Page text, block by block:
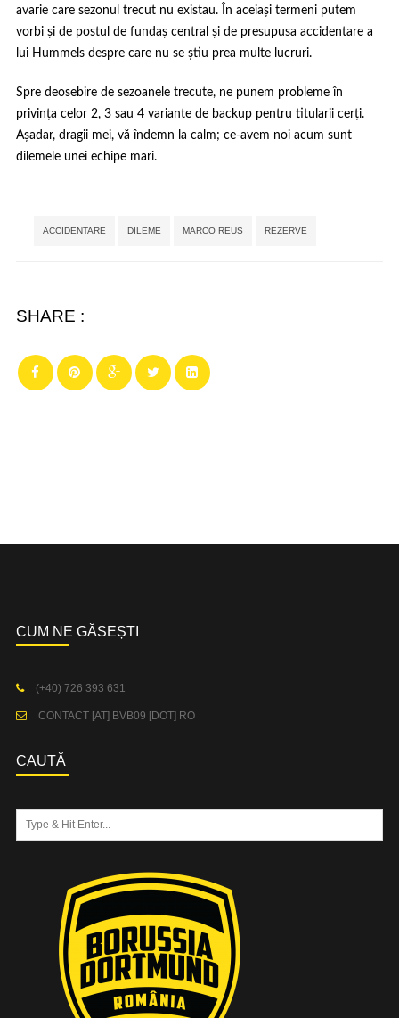
avarie care sezonul trecut nu existau. În aceiași termeni putem
vorbi și de postul de fundaș central și de presupusa accidentare a
lui Hummels despre care nu se știu prea multe lucruri.
Spre deosebire de sezoanele trecute, ne punem probleme în
privința celor 2, 3 sau 4 variante de backup pentru titularii cerți.
Așadar, dragii mei, vă îndemn la calm; ce-avem noi acum sunt
dilemele unei echipe mari.
ACCIDENTARE DILEME MARCO REUS REZERVE
SHARE :
CUM NE GĂSEȘTI
(+40) 726 393 631
CONTACT [AT] BVB09 [DOT] RO
CAUTĂ